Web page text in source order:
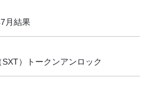
月結果
）トークンアンロック